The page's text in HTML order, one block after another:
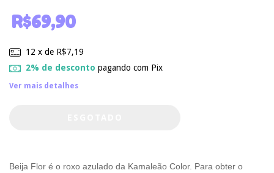
R$69,90
12 x de R$7,19
2% de desconto pagando com Pix
Ver mais detalhes
Beija Flor é o roxo azulado da Kamaleão Color. Para obter o